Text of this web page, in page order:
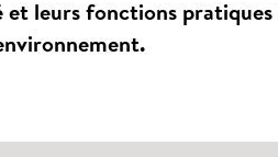
leurs fonctions pratiques